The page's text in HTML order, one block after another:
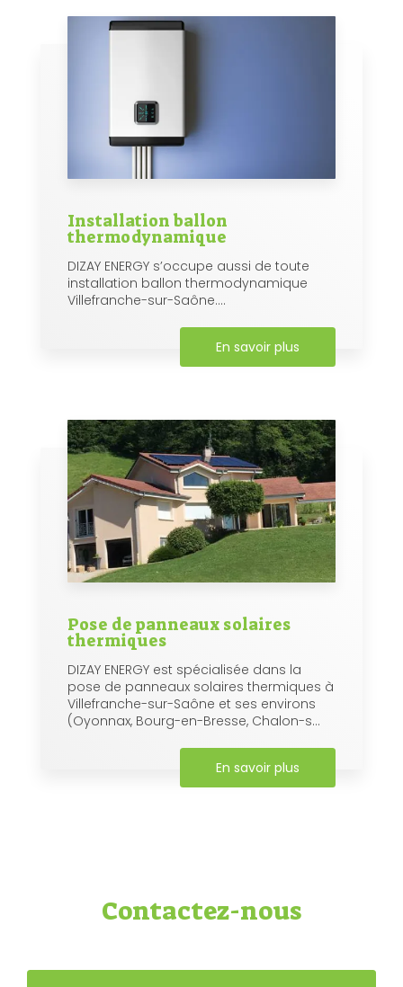
Installation ballon
thermodynamique
DIZAY ENERGY s’occupe aussi de toute
installation ballon thermodynamique
Villefranche-sur-Saône....
En savoir plus
Pose de panneaux solaires
thermiques
DIZAY ENERGY est spécialisée dans la
pose de panneaux solaires thermiques à
Villefranche-sur-Saône et ses environs
(Oyonnax, Bourg-en-Bresse, Chalon-s...
En savoir plus
Contactez-nous